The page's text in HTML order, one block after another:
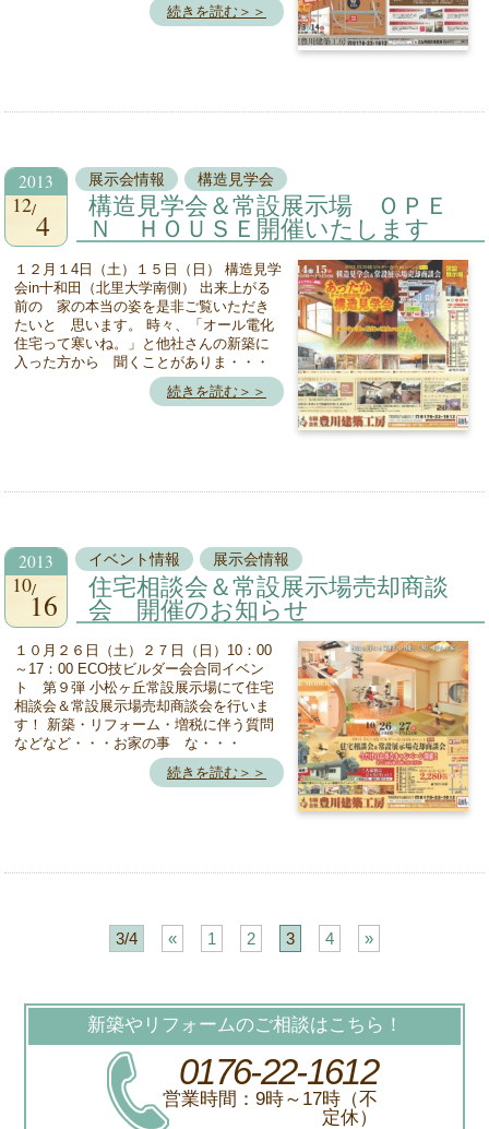
続きを読む＞＞
2013
12
4
展示会情報 構造見学会
構造見学会＆常設展示場 ＯＰＥ
Ｎ ＨＯＵＳＥ開催いたします
１２月１4日（土）１５日（日） 構造見学
会in十和田（北里大学南側） 出来上がる
前の 家の本当の姿を是非ご覧いただき
たいと 思います。 時々、「オール電化
住宅って寒いね。」と他社さんの新築に
入った方から 聞くことがありま・・・
続きを読む＞＞
2013
10
16
イベント情報 展示会情報
住宅相談会＆常設展示場売却商談
会 開催のお知らせ
１０月２６日（土）２７日（日）10：00
～17：00 ECO技ビルダー会合同イベン
ト 第９弾 小松ヶ丘常設展示場にて住宅
相談会＆常設展示場売却商談会を行いま
す！ 新築・リフォーム・増税に伴う質問
などなど・・・お家の事 な・・・
続きを読む＞＞
3/4 « 1 2 3 4 »
新築やリフォームのご相談はこちら！
0176-22-1612
営業時間：9時～17時（不
定休）